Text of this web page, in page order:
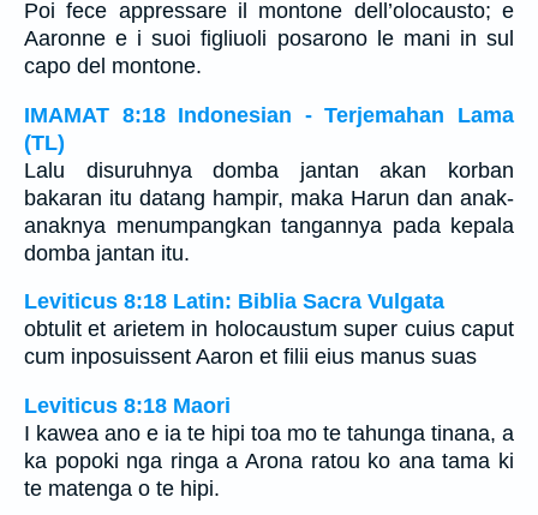
Poi fece appressare il montone dell’olocausto; e
Aaronne e i suoi figliuoli posarono le mani in sul
capo del montone.
IMAMAT 8:18 Indonesian - Terjemahan Lama
(TL)
Lalu disuruhnya domba jantan akan korban
bakaran itu datang hampir, maka Harun dan anak-
anaknya menumpangkan tangannya pada kepala
domba jantan itu.
Leviticus 8:18 Latin: Biblia Sacra Vulgata
obtulit et arietem in holocaustum super cuius caput
cum inposuissent Aaron et filii eius manus suas
Leviticus 8:18 Maori
I kawea ano e ia te hipi toa mo te tahunga tinana, a
ka popoki nga ringa a Arona ratou ko ana tama ki
te matenga o te hipi.